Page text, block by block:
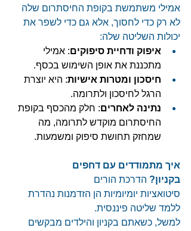
אמילי משתמשת בקופת החיסתרום שלה
לא רק כדי לחסוך, אלא גם כדי לשפר את
יכולות השליטה שלה:
איפוק ודחיית סיפוקים: אמילי
מתכננת את אופן השימוש בכסף.
חיסכון ומטרות אישיות: היא יוצרת
הרגל לחיסכון ולתרומה.
נתינה לאחרים: חלק מהכסף בקופת
החיסתרום מוקדש לתרומה, מה
שמחזק תחושת סיפוק ומשמעות.
איך מתמודדים עם דחפים
בקניון? הדרכת הורים
סיטואציות יומיומיות הן הזדמנות נהדרת
ללמד שליטה פיננסית.
למשל, כשאתם בקניון והילדים מבקשים